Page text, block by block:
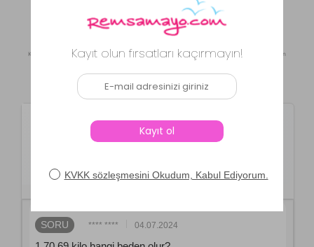
Daha Fazla Yorum Göster
Kaynak: Trendyol ⚡ CollectAction
Ürün Soru ve Cevapları
Remsa Mayo Remsa Mayo Önü
Kapaklı Paraşüt Tam Kapalı
SORU **** **** 04.07.2024